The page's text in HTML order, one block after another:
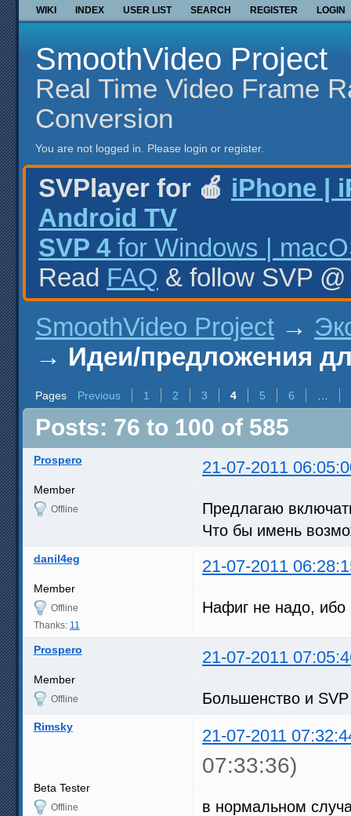
WIKI INDEX USER LIST SEARCH REGISTER LOGIN
SmoothVideo Project
Real Time Video Frame
Conversion
You are not logged in. Please login or register.
SVPlayer for 🍎 iPhone |
Android TV
SVP 4 for Windows |
Read FAQ & follow SVP
SmoothVideo Project →
→ Идеи/предложения
Pages Previous 1 2 3 4 5 6
Posts: 76 to 100 of 585
Prospero 21-07-2011
Member
Offline
Предлагаю
Что бы имень
danil4eg 21-07-2011
Member
Offline
Thanks: 11
Нафиг не надо, ибо
Prospero 21-07-2011
Member
Offline Большенство и
Rimsky 21-07-2011
07:33:36)
Beta Tester
Offline
в нормальном